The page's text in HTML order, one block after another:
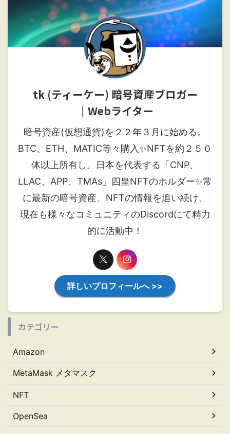
tk (ティーケー) 暗号資産ブロガー
│Webライター
暗号資産(仮想通貨)を２２年３月に始める。
BTC、ETH、MATIC等々購入✨NFTを約２５０
体以上所有し、日本を代表する「CNP、
LLAC、APP、TMAs」四皇NFTのホルダー✨常
に最新の暗号資産、NFTの情報を追い続け、
現在も様々なコミュニティのDiscordにて精力
的に活動中！
詳しいプロフィールへ >>
カテゴリー
Amazon
MetaMask メタマスク
NFT
OpenSea